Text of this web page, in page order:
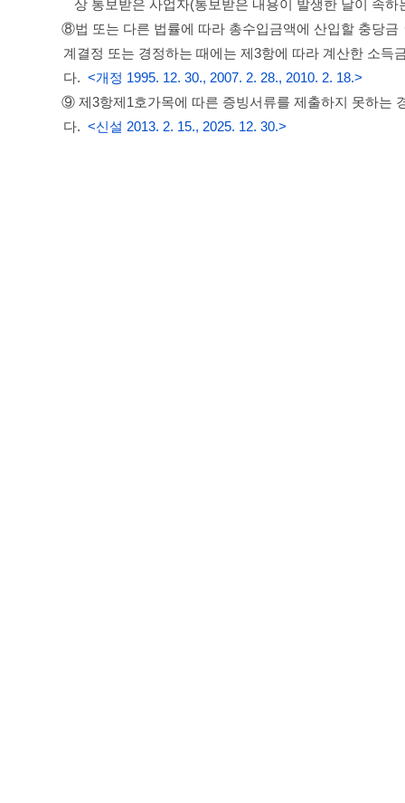
상 통보받은 사업자(통보받은 내용이 발생한 날이 속
⑧법 또는 다른 법률에 따라 총수입금액에 산입할 충당
계결정 또는 경정하는 때에는 제3항에 따라 계산한 소
다. <개정 1995. 12. 30., 2007. 2. 28., 2010. 2. 18.>
⑨ 제3항제1호가목에 따른 증빙서류를 제출하지 못하는
다. <신설 2013. 2. 15., 2025. 12. 30.>